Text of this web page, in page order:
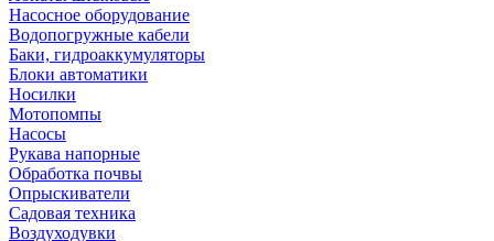
Насосное оборудование
Водопогружные кабели
Баки, гидроаккумуляторы
Блоки автоматики
Носилки
Мотопомпы
Насосы
Рукава напорные
Обработка почвы
Опрыскиватели
Садовая техника
Воздуходувки